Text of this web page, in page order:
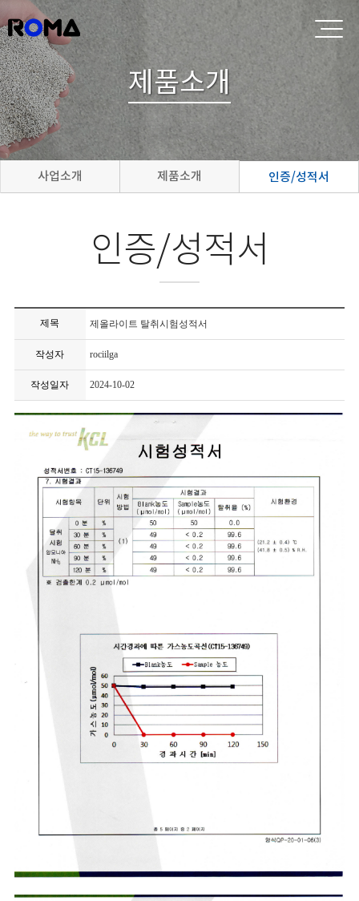
제품소개
사업소개 제품소개 인증/성적서
인증/성적서
제목 제올라이트 탈취시험성적서
작성자 rociilga
작성일자 2024-10-02